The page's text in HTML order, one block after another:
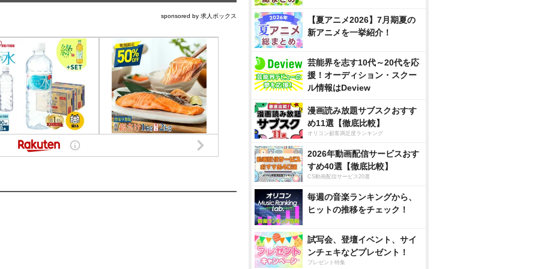
sponsored by 求人ボックス
【夏アニメ2026】7月期夏の
新アニメを一挙紹介！
芸能界を志す10代～20代を応
援！オーディション・スクー
ル情報はDeview
漫画読み放題サブスクおすす
め11選【徹底比較】
オリコン顧客満足度ランキング
2026年動画配信サービスおす
すめ40選【徹底比較】
CS動画配信サービス20選
毎週の音楽ランキングから、
ヒットの推移をチェック！
試写会、登壇イベント、サイ
ンチェキなどプレゼント！
プレゼント特集